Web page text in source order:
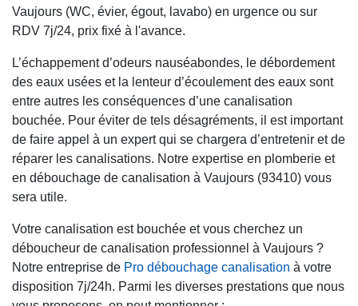
Vaujours (WC, évier, égout, lavabo) en urgence ou sur
RDV 7j/24, prix fixé à l'avance.
L’échappement d’odeurs nauséabondes, le débordement
des eaux usées et la lenteur d’écoulement des eaux sont
entre autres les conséquences d’une canalisation
bouchée. Pour éviter de tels désagréments, il est important
de faire appel à un expert qui se chargera d’entretenir et de
réparer les canalisations. Notre expertise en plomberie et
en débouchage de canalisation à Vaujours (93410) vous
sera utile.
Votre canalisation est bouchée et vous cherchez un
déboucheur de canalisation professionnel à Vaujours ?
Notre entreprise de Pro débouchage canalisation à votre
disposition 7j/24h. Parmi les diverses prestations que nous